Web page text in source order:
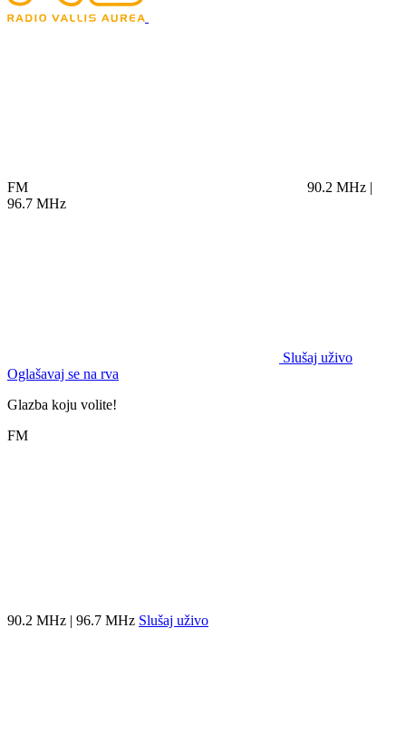
FM
90.2 MHz |
96.7 MHz
Slušaj uživo
Oglašavaj se na rva
Glazba koju volite!
FM
90.2 MHz | 96.7 MHz Slušaj uživo